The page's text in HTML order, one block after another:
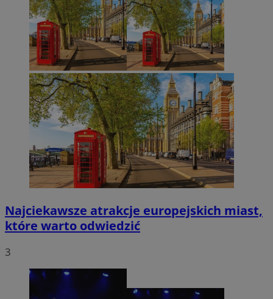
Najciekawsze atrakcje europejskich miast,
które warto odwiedzić
3